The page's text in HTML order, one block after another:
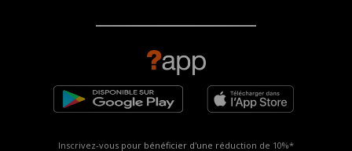
Inscrivez-vous pour bénéficier d'une réduction de 10%*